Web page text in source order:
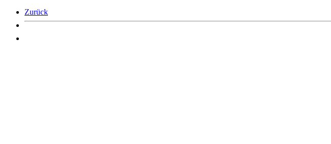
Zurück